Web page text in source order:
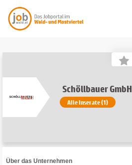
Schöllbauer GmbH
Alle Inserate (1)
Über das Unternehmen